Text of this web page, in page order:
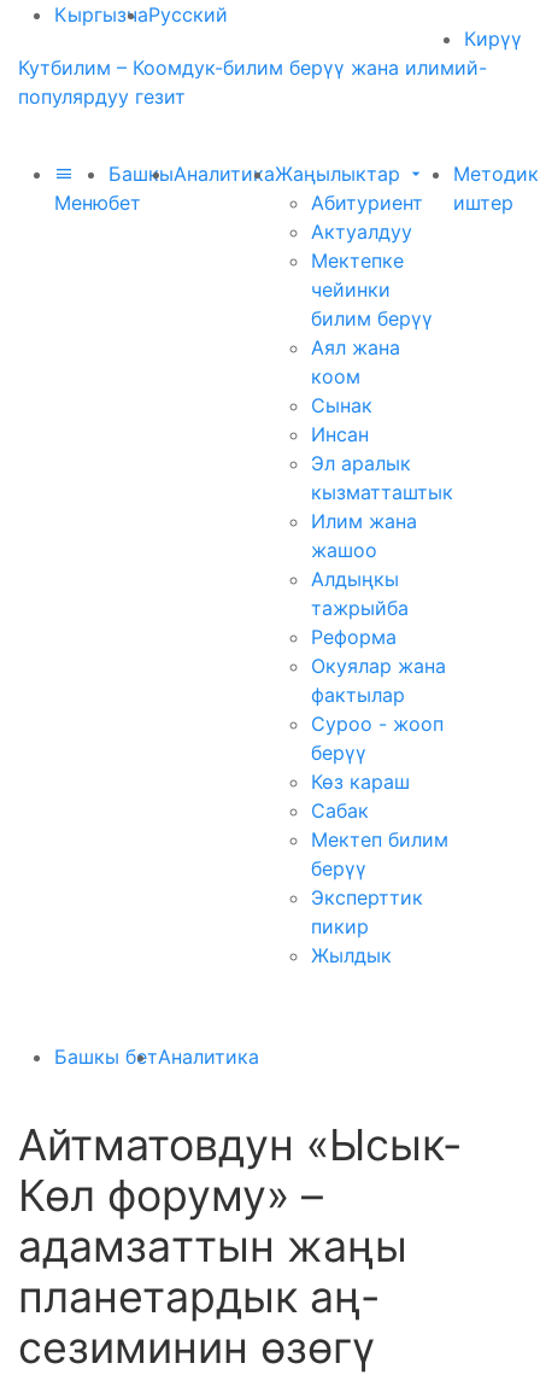
КыргызчаРусский
Кирүү
Кутбилим – Коомдук-билим берүү жана илимий-
популярдуу гезит
Меню
Башкы
бет
АналитикаЖаңылыктар
Абитуриент
Актуалдуу
Мектепке
чейинки
билим берүү
Аял жана
коом
Сынак
Инсан
Эл аралык
кызматташтык
Илим жана
жашоо
Алдыңкы
тажрыйба
Реформа
Окуялар жана
фактылар
Суроо - жооп
берүү
Көз караш
Сабак
Мектеп билим
берүү
Эксперттик
пикир
Жылдык
иштер
Башкы бетАналитика
Айтматовдун «Ысык-
Көл форуму» –
aдaмзaттын жаңы
плaнетaрдык aң-
сезиминин өзөгү